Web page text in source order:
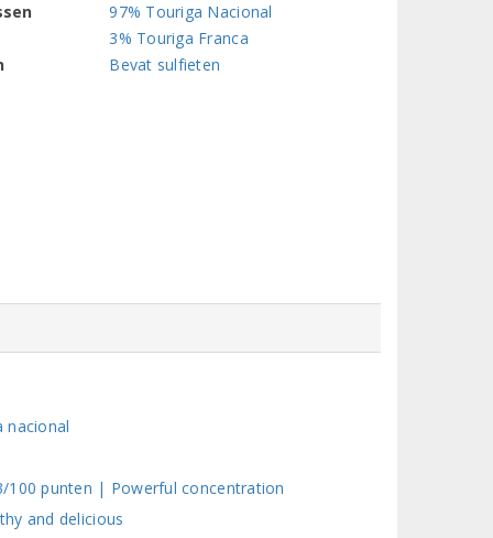
97% Touriga Nacional
3% Touriga Franca
Bevat sulfieten
nacional
100 punten | Powerful concentration
and delicious